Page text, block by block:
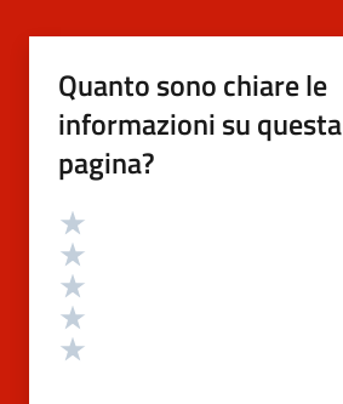
Quanto sono chiare le
informazioni su questa
pagina?
Valutazione